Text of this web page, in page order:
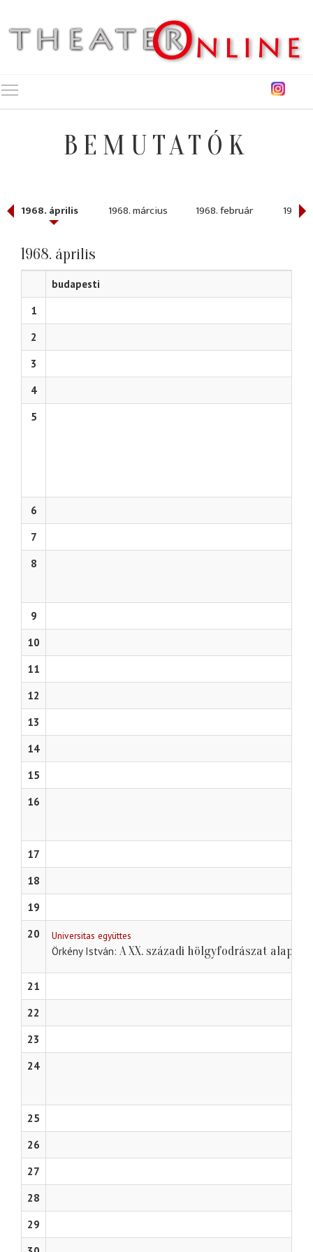
BEMUTATÓK
1968. április 1968. március 1968. február 1968.
1968. április
budapesti
1
2
3
4
5
6
7
8
9
10
11
12
13
14
15
16
17
18
19
20
Universitas együttes
Örkény István A XX. századi hölgyfodrászat
21
22
23
24
25
26
27
28
29